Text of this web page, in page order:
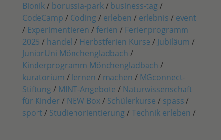
Bionik/ borussia-park/ business-tag /
CodeCamp / Coding / erleben / erlebnis / event
/ Experimentieren /ferien / Ferienprogramm
2025 / handel / Herbstferien Kurse / Jubiläum /
JuniorUni Mönchengladbach /
Kinderprogramm Mönchengladbach /
kuratorium / lernen / machen / MGconnect-
Stiftung / MINT-Angebote / Naturwissenschaft
für Kinder / NEW Box/ Schülerkurse / spass /
sport / Studienorientierung /Technik erleben /